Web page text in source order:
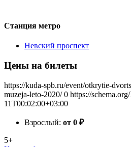
Станция метро
Невский проспект
Цены на билеты
https://kuda-spb.ru/event/otkrytie-
muzeja-leto-2020/ 0 https://
11T00:02:00+03:00
Взрослый: от 0 ₽
5+